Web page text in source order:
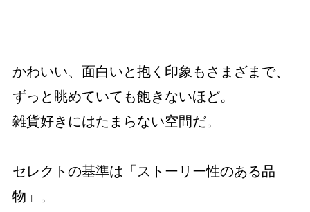
かわいい、面白いと抱く印象もさまざまで、
ずっと眺めていても飽きないほど。
雑貨好きにはたまらない空間だ。
セレクトの基準は「ストーリー性のある品
物」。